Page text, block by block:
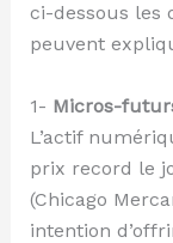
ci-dessous les
peuvent
1- Micros-
L’actif
prix record le
(Chicago
intention